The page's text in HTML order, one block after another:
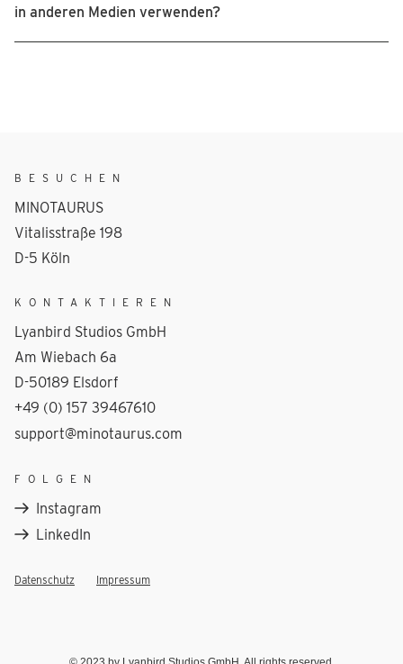
in anderen Medien verwenden?
BESUCHEN
MINOTAURUS
Vitalisstraße 198
D-5 Köln
KONTAKTIEREN
Lyanbird Studios GmbH
Am Wiebach 6a
D-50189 Elsdorf
+49 (0) 157 39467610
support@minotaurus.com
FOLGEN
Instagram
LinkedIn
Datenschutz Impressum